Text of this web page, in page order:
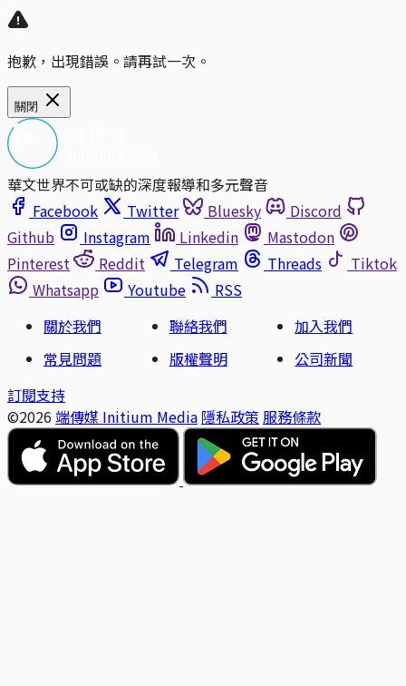
抱歉，出現錯誤。請再試一次。
關閉
華文世界不可或缺的深度報導和多元聲音
Facebook
Twitter Bluesky
Discord
Github
Instagram Linkedin
Mastodon
Pinterest
Reddit Telegram Threads
Tiktok
Whatsapp
Youtube
RSS
關於我們
聯絡我們
加入我們
常見問題
版權聲明
公司新聞
訂閱支持
©2026 端傳媒 Initium Media 隱私政策 服務條款